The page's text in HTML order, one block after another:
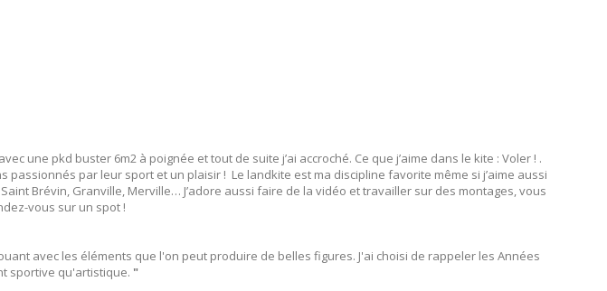
une pkd buster 6m2 à poignée et tout de suite j’ai accroché. Ce que j’aime dans le kite : Voler ! .
par leur sport et un plaisir ! Le landkite est ma discipline favorite même si j’aime aussi
Brévin, Granville, Merville… J’adore aussi faire de la vidéo et travailler sur des montages, vous
vous sur un spot !
avec les éléments que l'on peut produire de belles figures. J'ai choisi de rappeler les Années
sportive qu'artistique. "